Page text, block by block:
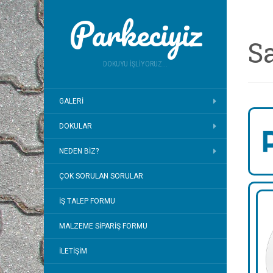
Parkeciyiz
DOKUYU İŞLIYORUZ...
GALERI
DOKULAR
NEDEN BIZ?
ÇOK SORULAN SORULAR
İŞ TALEP FORMU
MALZEME SIPARIŞ FORMU
İLETIŞIM